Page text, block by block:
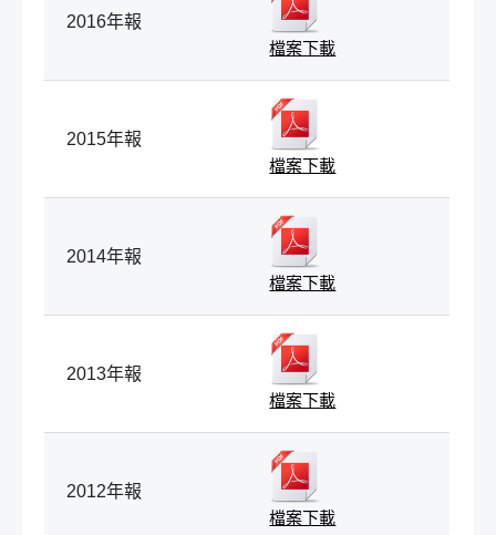
2016年報
檔案下載
2015年報
檔案下載
2014年報
檔案下載
2013年報
檔案下載
2012年報
檔案下載